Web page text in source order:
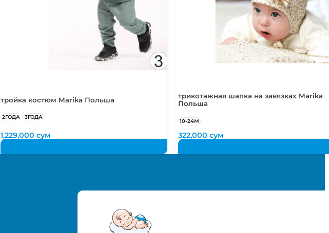
тройка костюм Marika Польша
2ГОДА 3ГОДА
1,229,000сум
трикотажная шапка на завязках Marika
Польша
10-24М
322,000 сум